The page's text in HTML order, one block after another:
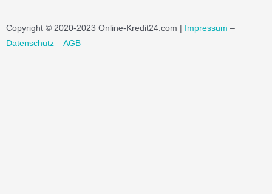
Copyright © 2020-2023 Online-Kredit24.com | Impressum –
Datenschutz – AGB